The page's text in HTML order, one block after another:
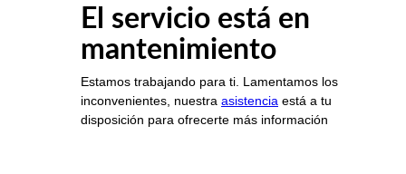
El servicio está en
mantenimiento
Estamos trabajando para ti. Lamentamos los
inconvenientes, nuestra asistencia está a tu
disposición para ofrecerte más información